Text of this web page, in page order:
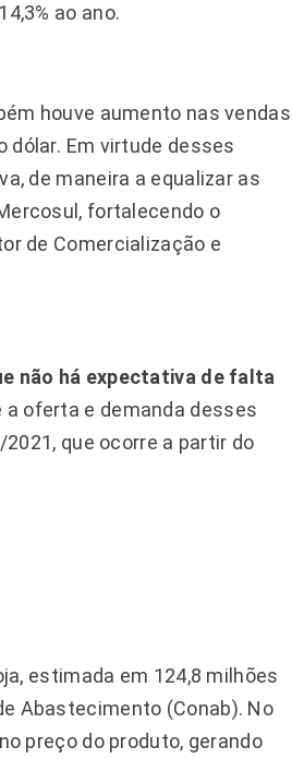
ao ano.
houve aumento nas vendas
Em virtude desses
de maneira a equalizar as
fortalecendo o
de Comercialização e
não há expectativa de falta
a oferta e demanda desses
que ocorre a partir do
estimada em 124,8 milhões
Abastecimento (Conab). No
preço do produto, gerando